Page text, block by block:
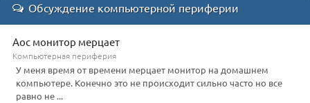
Обсуждение компьютерной периферии
Aoc монитор мерцает
Компьютерная периферия
У меня время от времени мерцает монитор на домашнем
компьютере. Конечно это не происходит сильно часто но все
равно не ...